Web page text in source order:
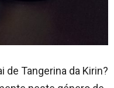
de Tangerina da Kirin?